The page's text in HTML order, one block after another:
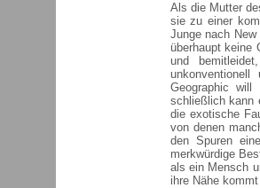
Als die Mutter
sie zu einer
Junge nach
überhaupt keine
und
Geographic
schließlich kann
die exotische
von denen
den Spuren
merkwürdige
als ein Mensch
ihre Nähe